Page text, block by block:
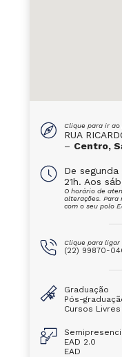
Clique para ir ao
RUA
– Centro,
De
21h. Aos
O horário de
alterações. Para
com o seu polo
Clique para ligar
(22) 99870-
Graduação
Pós-
Cursos Livres
EAD 2.0
EAD